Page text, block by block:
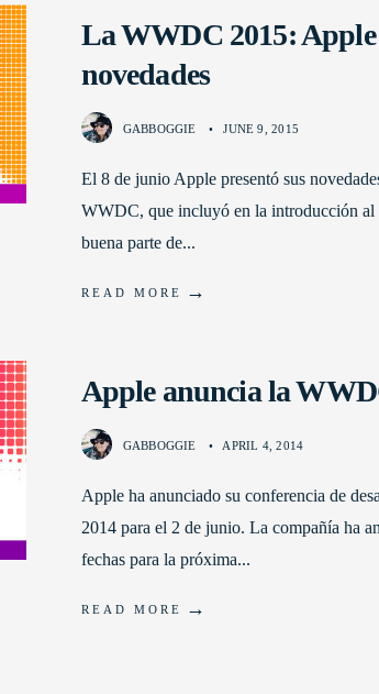
La WWDC 2015: Apple
novedades
GABBOGGIE • JUNE 9, 2015
El 8 de junio Apple presentó sus
WWDC, que incluyó en la introducción al
buena parte de...
READ MORE →
Apple anuncia la
GABBOGGIE • APRIL 4, 2014
Apple ha anunciado su conferencia de
2014 para el 2 de junio. La compañía ha
fechas para la próxima...
READ MORE →